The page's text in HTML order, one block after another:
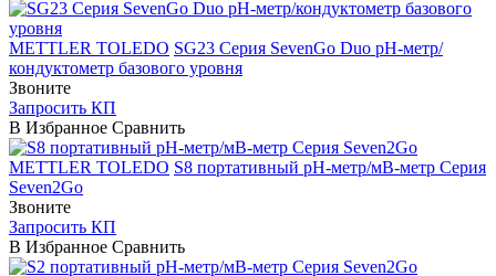
METTLER TOLEDO SG23 Серия SevenGo Duo pH-метр/
кондуктометр базового уровня
Звоните
Запросить КП
В Избранное Сравнить
METTLER TOLEDO S8 портативный рН-метр/мВ-метр Серия
Seven2Go
Звоните
Запросить КП
В Избранное Сравнить